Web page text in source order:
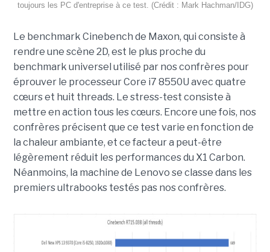
toujours les PC d'entreprise à ce test. (Crédit : Mark Hachman/IDG)
Le benchmark Cinebench de Maxon, qui consiste à
rendre une scène 2D, est le plus proche du
benchmark universel utilisé par nos confrères pour
éprouver le processeur Core i7 8550U avec quatre
cœurs et huit threads. Le stress-test consiste à
mettre en action tous les cœurs. Encore une fois, nos
confrères précisent que ce test varie en fonction de
la chaleur ambiante, et ce facteur a peut-être
légèrement réduit les performances du X1 Carbon.
Néanmoins, la machine de Lenovo se classe dans les
premiers ultrabooks testés pas nos confrères.